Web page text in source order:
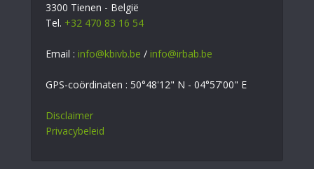
3300 Tienen - België
Tel. +32 470 83 16 54
Email : info@kbivb.be / info@irbab.be
GPS-coördinaten : 50°48'12" N - 04°57'00" E
Disclaimer
Privacybeleid